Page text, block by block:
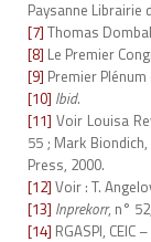
Paysanne Librairie
[7] Thomas
[8] Le Premier
[9] Premier Plénum
[10] Ibid.
[11] Voir Louisa
55 ; Mark Biondich,
Press, 2000.
[12] Voir : T.
[13] Inprekorr, n°
[14] RGASPI, CEIC